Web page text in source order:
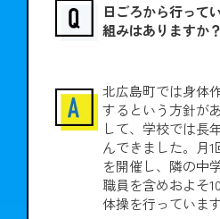
日ごろから行って
組みはありますか？
北広島町では身体
するという方針が
して、学校では長
んできました。月
を開催し、隣の中
職員を含めおよそ
体操を行っています